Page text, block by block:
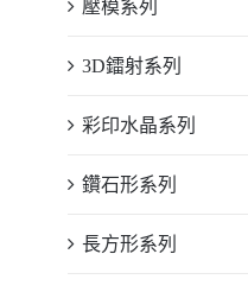
壓模系列
3D鐳射系列
彩印水晶系列
鑽石形系列
長方形系列